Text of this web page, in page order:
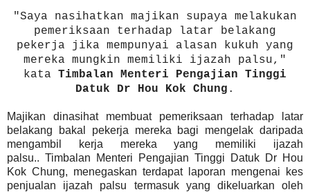
"Saya nasihatkan majikan supaya melakukan
pemeriksaan terhadap latar belakang
pekerja jika mempunyai alasan kukuh yang
mereka mungkin memiliki ijazah palsu,"
kata Timbalan Menteri Pengajian Tinggi
Datuk Dr Hou Kok Chung .
Majikan dinasihat membuat pemeriksaan terhadap latar
belakang bakal pekerja mereka bagi mengelak daripada
mengambil kerja mereka yang memiliki ijazah
palsu.. Timbalan Menteri Pengajian Tinggi Datuk Dr Hou
Kok Chung, menegaskan terdapat laporan mengenai kes
penjualan ijazah palsu termasuk yang dikeluarkan oleh